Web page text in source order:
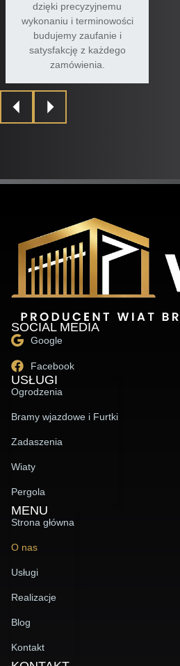
dzięki precyzyjnemu
wykonaniu i terminowości
budujemy zaufanie i
satysfakcję z każdego
zamówienia.
SOCIAL MEDIA
Google
Facebook
USŁUGI
Ogrodzenia
Bramy wjazdowe i Furtki
Zadaszenia
Wiaty
Pergola
MENU
Strona główna
O nas
Usługi
Realizacje
Blog
Kontakt